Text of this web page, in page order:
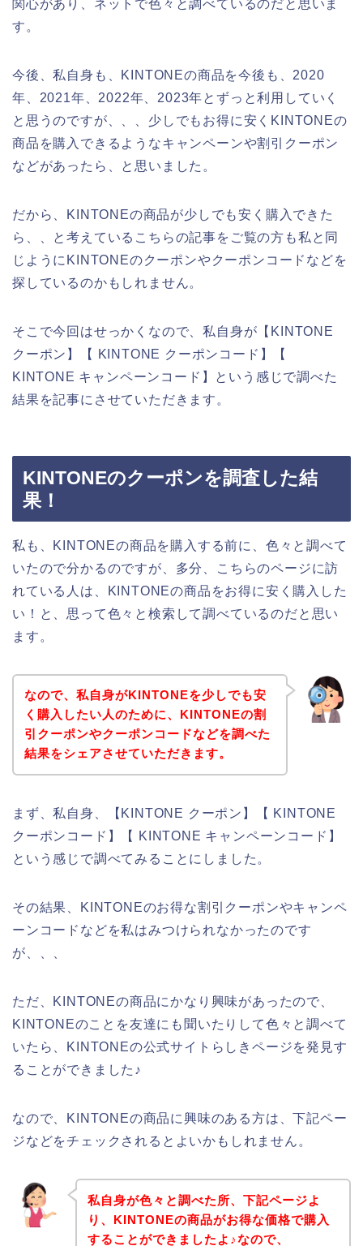
関心があり、ネットで色々と調べているのだと思いま
す。
今後、私自身も、KINTONEの商品を今後も、2020
年、2021年、2022年、2023年とずっと利用していく
と思うのですが、、、少しでもお得に安くKINTONEの
商品を購入できるようなキャンペーンや割引クーポン
などがあったら、と思いました。
だから、KINTONEの商品が少しでも安く購入できた
ら、、と考えているこちらの記事をご覧の方も私と同
じようにKINTONEのクーポンやクーポンコードなどを
探しているのかもしれません。
そこで今回はせっかくなので、私自身が【KINTONE
クーポン】【 KINTONE クーポンコード】【
KINTONE キャンペーンコード】という感じで調べた
結果を記事にさせていただきます。
KINTONEのクーポンを調査した結
果！
私も、KINTONEの商品を購入する前に、色々と調べて
いたので分かるのですが、多分、こちらのページに訪
れている人は、KINTONEの商品をお得に安く購入した
い！と、思って色々と検索して調べているのだと思い
ます。
なので、私自身がKINTONEを少しでも安
く購入したい人のために、KINTONEの割
引クーポンやクーポンコードなどを調べた
結果をシェアさせていただきます。
まず、私自身、【KINTONE クーポン】【 KINTONE
クーポンコード】【 KINTONE キャンペーンコード】
という感じで調べてみることにしました。
その結果、KINTONEのお得な割引クーポンやキャンペ
ーンコードなどを私はみつけられなかったのです
が、、、
ただ、KINTONEの商品にかなり興味があったので、
KINTONEのことを友達にも聞いたりして色々と調べて
いたら、KINTONEの公式サイトらしきページを発見す
ることができました♪
なので、KINTONEの商品に興味のある方は、下記ペー
ジなどをチェックされるとよいかもしれません。
私自身が色々と調べた所、下記ページよ
り、KINTONEの商品がお得な価格で購入
することができましたよ♪なので、